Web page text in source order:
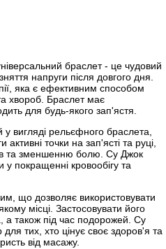
браслет - це чудовий
напруги після довгого дня.
яка є ефективним способом
хвороб. Браслет має
для будь-якого зап'ястя.
вигляді рельєфного браслета,
точки на зап'ясті та руці,
та зменшенню болю. Су Джок
покращенні кровообігу та
що дозволяє використовувати
місці. Застосовувати його
а також під час подорожей. Су
тих, хто цінує своє здоров'я та
від масажу.